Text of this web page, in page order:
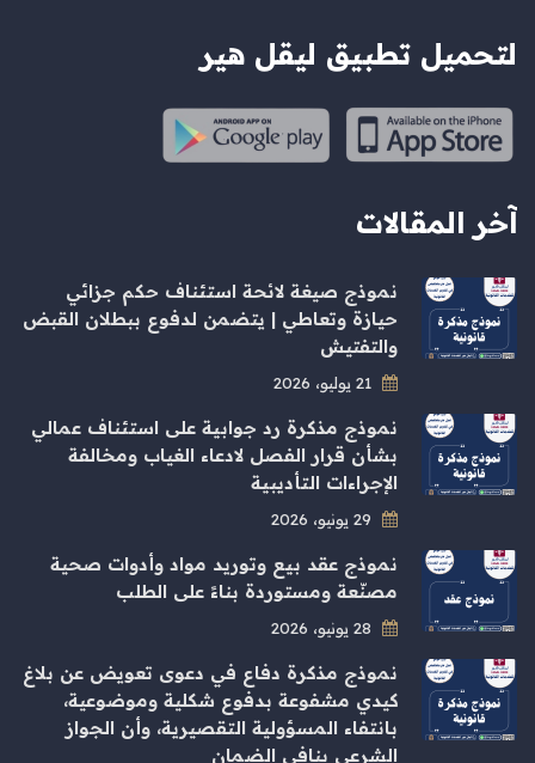
لتحميل تطبيق ليقل هير
آخر المقالات
نموذج صيغة لائحة استئناف حكم جزائي
حيازة وتعاطي | يتضمن لدفوع ببطلان القبض
والتفتيش
نموذج مذكرة رد جوابية على استئناف عمالي
بشأن قرار الفصل لادعاء الغياب ومخالفة
الإجراءات التأديبية
نموذج عقد بيع وتوريد مواد وأدوات صحية
مصنّعة ومستوردة بناءً على الطلب
نموذج مذكرة دفاع في دعوى تعويض عن بلاغ
كيدي مشفوعة بدفوع شكلية وموضوعية،
بانتفاء المسؤولية التقصيرية، وأن الجواز
الشرعي ينافي الضمان